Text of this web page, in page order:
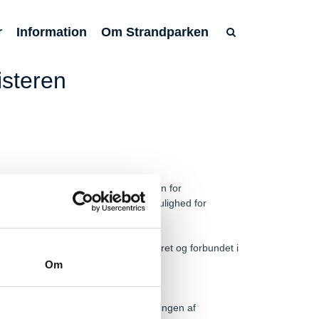
Om
Information Om Strandparken
Køge Bugt Strandpark til Ministeren for
med det formål at skabe mulighed for
er blevet identificeret og forbundet i
der skal muliggøre moderniseringen af